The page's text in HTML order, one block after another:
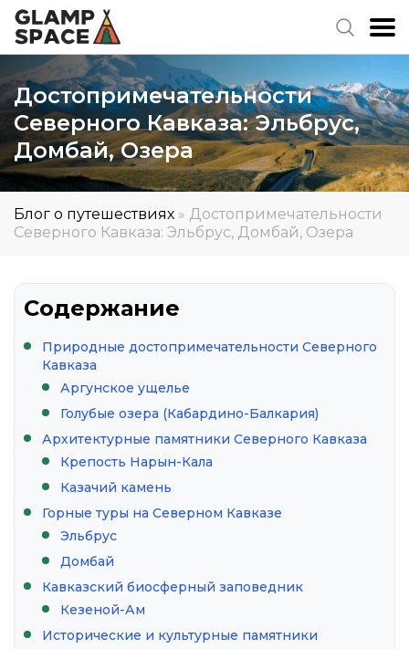
Достопримечательности
Северного Кавказа: Эльбрус,
Домбай, Озера
Блог о путешествиях » Достопримечательности
Северного Кавказа: Эльбрус, Домбай, Озера
Содержание
Природные достопримечательности Северного
Кавказа
Аргунское ущелье
Голубые озера (Кабардино-Балкария)
Архитектурные памятники Северного Кавказа
Крепость Нарын-Кала
Казачий камень
Горные туры на Северном Кавказе
Эльбрус
Домбай
Кавказский биосферный заповедник
Кезеной-Ам
Исторические и культурные памятники